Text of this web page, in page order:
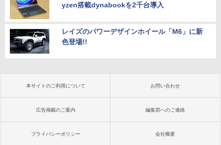
yzen搭載dynabookを2千台導入
レイズのパワーデザインホイール「M6」に新
色登場!!
本サイトのご利用について お問い合わせ
広告掲載のご案内 編集部へのご連絡
プライバシーポリシー 会社概要